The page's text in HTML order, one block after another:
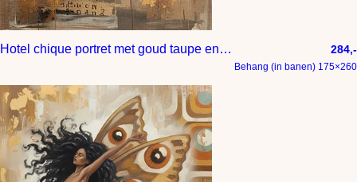
Hotel chique portret met goud taupe en bruin tinten 284,-
Behang (in banen) 175×260